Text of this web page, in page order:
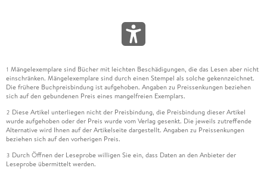
1 Mängelexemplare sind Bücher mit leichten Beschädigungen, die das Lesen aber nicht
einschränken. Mängelexemplare sind durch einen Stempel als solche gekennzeichnet.
Die frühere Buchpreisbindung ist aufgehoben. Angaben zu Preissenkungen beziehen
sich auf den gebundenen Preis eines mangelfreien Exemplars.
2 Diese Artikel unterliegen nicht der Preisbindung, die Preisbindung dieser Artikel
wurde aufgehoben oder der Preis wurde vom Verlag gesenkt. Die jeweils zutreffende
Alternative wird Ihnen auf der Artikelseite dargestellt. Angaben zu Preissenkungen
beziehen sich auf den vorherigen Preis.
3 Durch Öffnen der Leseprobe willigen Sie ein, dass Daten an den Anbieter der
Leseprobe übermittelt werden.